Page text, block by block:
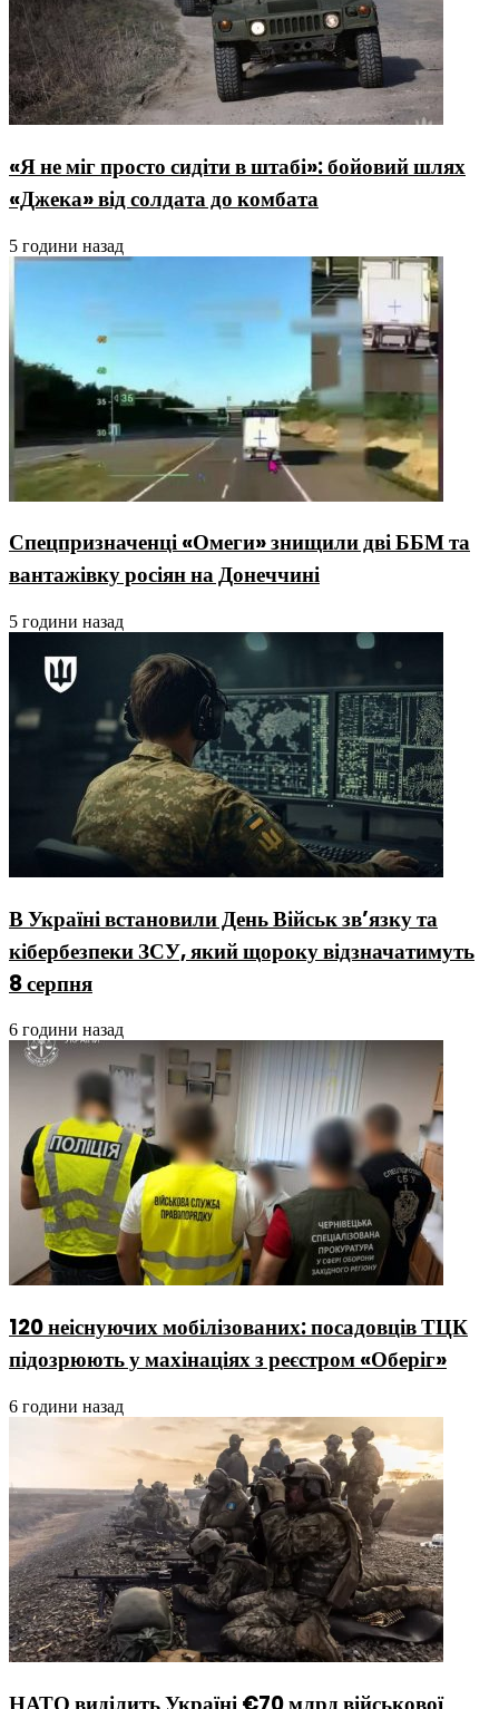
«Я не міг просто сидіти в штабі»: бойовий шлях
«Джека» від солдата до комбата
5 години назад
Спецпризначенці «Омеги» знищили дві ББМ та
вантажівку росіян на Донеччині
5 години назад
В Україні встановили День Військ зв’язку та
кібербезпеки ЗСУ, який щороку відзначатимуть
8 серпня
6 години назад
120 неіснуючих мобілізованих: посадовців ТЦК
підозрюють у махінаціях з реєстром «Оберіг»
6 години назад